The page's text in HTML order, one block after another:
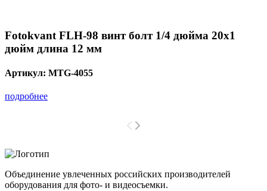
Fotokvant FLH-98 винт болт 1/4 дюйма 20х1
дюйм длина 12 мм
Артикул: MTG-4055
подробнее
Объединение увлеченных российских производителей
оборудования для фото- и видеосъемки.